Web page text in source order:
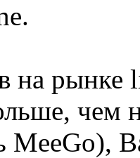
на рынке
MeeGo),